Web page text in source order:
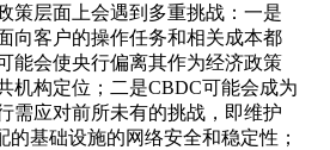
策层面上会遇到多重挑战：一是
向客户的操作任务和相关成本都
能会使央行偏离其作为经济政策
机构定位；二是CBDC可能会成为
需应对前所未有的挑战，即维护
基础设施的网络安全和稳定性；